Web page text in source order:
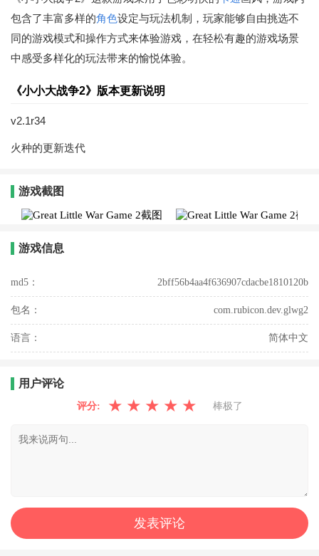
包含了丰富多样的角色设定与玩法机制，玩家能够自由挑选不
同的游戏模式和操作方式来体验游戏，在轻松有趣的游戏场景
中感受多样化的玩法带来的愉悦体验。
《小小大战争2》版本更新说明
v2.1r34
火种的更新迭代
游戏截图
游戏信息
md5： 2bff56b4aa4f636907cdacbe1810120b
包名： com.rubicon.dev.glwg2
语言： 简体中文
用户评论
评分: ★ ★ ★ ★ ★ 棒极了